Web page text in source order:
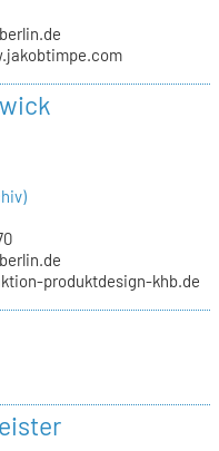
produktdesign-khb.de